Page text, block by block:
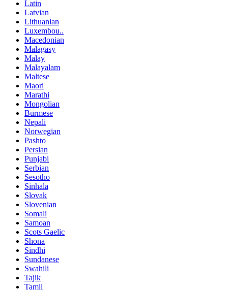
Latin
Latvian
Lithuanian
Luxembou..
Macedonian
Malagasy
Malay
Malayalam
Maltese
Maori
Marathi
Mongolian
Burmese
Nepali
Norwegian
Pashto
Persian
Punjabi
Serbian
Sesotho
Sinhala
Slovak
Slovenian
Somali
Samoan
Scots Gaelic
Shona
Sindhi
Sundanese
Swahili
Tajik
Tamil